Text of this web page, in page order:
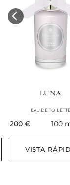
LUNA
EAU DE TOILETTE
current price
200 € 100
VISTA